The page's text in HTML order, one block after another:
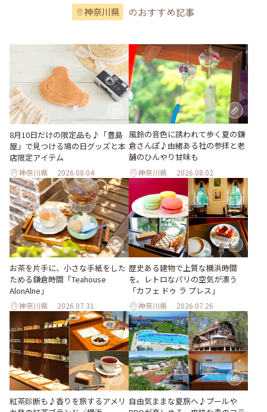
神奈川県 のおすすめ記事
8月10日だけの限定品も♪「豊島
屋」で見つける鳩の日グッズと本
店限定アイテム
神奈川県 2026.08.04
風鈴の音色に誘われて歩く夏の鎌
倉さんぽ♪由緒ある社の参拝と老
舗のひんやり甘味も
神奈川県 2026.08.02
お茶を片手に、小さな手紙をした
ためる鎌倉時間「Teahouse
AlonAlne」
神奈川県 2026.07.31
歴史ある建物で上質な横浜時間
を。レトロなパリの空気が漂う
「カフェ ドゥ ラ プレス」
神奈川県 2026.07.26
紅茶診断も♪香りを旅するアメリ 自由気ままな夏旅へ♪プールや